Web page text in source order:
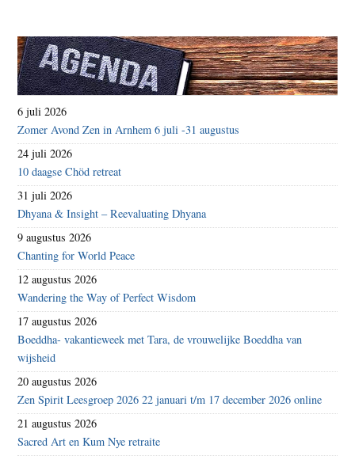
6 juli 2026
Zomer Avond Zen in Arnhem 6 juli -31 augustus
24 juli 2026
10 daagse Chöd retreat
31 juli 2026
Dhyana & Insight – Reevaluating Dhyana
9 augustus 2026
Chanting for World Peace
12 augustus 2026
Wandering the Way of Perfect Wisdom
17 augustus 2026
Boeddha- vakantieweek met Tara, de vrouwelijke Boeddha van
wijsheid
20 augustus 2026
Zen Spirit Leesgroep 2026 22 januari t/m 17 december 2026 online
21 augustus 2026
Sacred Art en Kum Nye retraite